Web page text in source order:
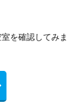
を確認してみま